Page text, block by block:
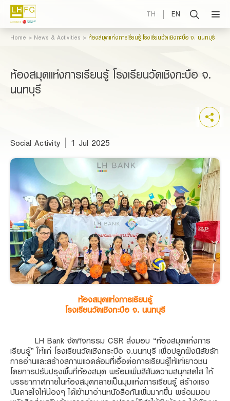
TH EN
Home News & Activities ห้องสมุดแห่งการเรียนรู้ โรงเรียนวัดเชิงกะบือ จ. นนทบุรี
ห้องสมุดแห่งการเรียนรู้ โรงเรียนวัดเชิงกะบือ จ.
นนทบุรี
Social Activity 1 Jul 2025
ห้องสมุดแห่งการเรียนรู้
โรงเรียนวัดเชิงกะบือ จ. นนทบุรี
LH Bank จัดกิจกรรม CSR ส่งมอบ “ห้องสมุดแห่งการ
เรียนรู้” ให้แก่ โรงเรียนวัดเชิงกระบือ จ.นนทบุรี เพื่อปลูกฝังนิสัยรัก
การอ่านและสร้างสภาพแวดล้อมที่เอื้อต่อการเรียนรู้ให้แก่เยาวชน
โดยการปรับปรุงพื้นที่ห้องสมุด พร้อมเพิ่มสีสันความสนุกสดใส ให้
บรรยากาศภายในห้องสมุดกลายเป็นมุมแห่งการเรียนรู้ สร้างแรง
บันดาลใจให้น้องๆ ได้เข้ามาอ่านหนังสือกันเพิ่มมากขึ้น พร้อมมอบ